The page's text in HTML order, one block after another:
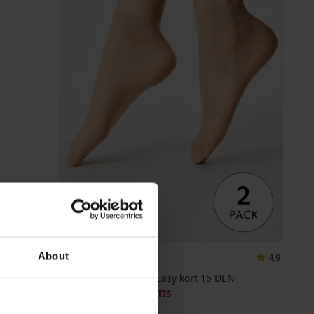
About 4,9
2PACK pantysokken Easy kort 15 DEN
2+1 GRATIS